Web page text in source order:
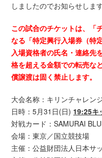
しましたのでお知らせします
この試合のチケットは、「
なる「特定興行入場券（特
入場資格者の氏名・連絡先
格を超える金額での転売な
償譲渡は固く禁止します。
大会名称：キリンチャレン
日時：5月31日(日) 19:25キ
対戦カード：SAMURAI
会場：東京／国立競技場
主催：公益財団法人日本サ